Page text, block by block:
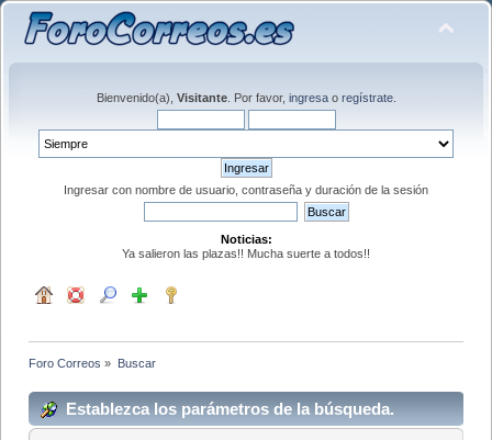
Bienvenido(a), Visitante. Por favor, ingresao regístrate.
Ingresar con nombre de usuario, contraseña y duración de la sesión
Noticias:
Ya salieron las plazas!! Mucha suerte a todos!!
Foro Correos » Buscar
Establezca los parámetros de la búsqueda.